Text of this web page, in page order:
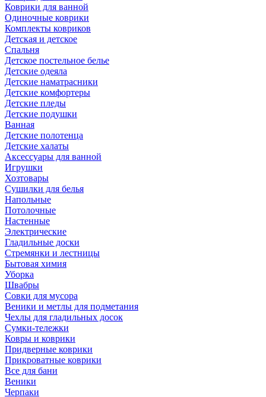
Коврики для ванной
Одиночные коврики
Комплекты ковриков
Детская и детское
Спальня
Детское постельное белье
Детские одеяла
Детские наматрасники
Детские комфортеры
Детские пледы
Детские подушки
Ванная
Детские полотенца
Детские халаты
Аксессуары для ванной
Игрушки
Хозтовары
Сушилки для белья
Напольные
Потолочные
Настенные
Электрические
Гладильные доски
Стремянки и лестницы
Бытовая химия
Уборка
Швабры
Совки для мусора
Веники и метлы для подметания
Чехлы для гладильных досок
Сумки-тележки
Ковры и коврики
Придверные коврики
Прикроватные коврики
Все для бани
Веники
Черпаки